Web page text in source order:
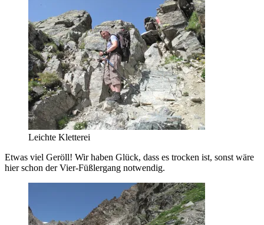
Leichte Kletterei
Etwas viel Geröll! Wir haben Glück, dass es trocken ist, sonst wäre
hier schon der Vier-Füßlergang notwendig.